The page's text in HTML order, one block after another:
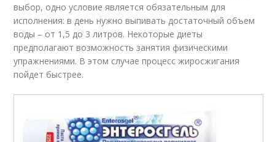
выбор, одно условие является обязательным для
исполнения: в день нужно выпивать достаточный объем
воды – от 1,5 до 3 литров. Некоторые диеты
предполагают возможность занятия физическими
упражнениями. В этом случае процесс жиросжигания
пойдет быстрее.